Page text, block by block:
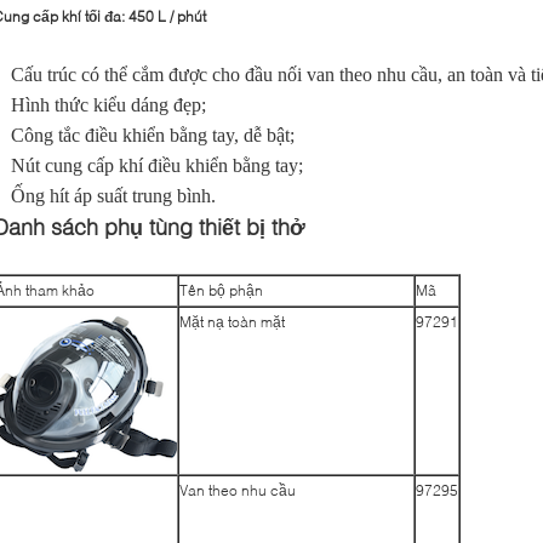
cấp khí tối đa: 450 L / phút
Cấu trúc có thể cắm được cho đầu nối van theo nhu cầu, an toàn và
Hình thức kiểu dáng đẹp;
Công tắc điều khiển bằng tay, dễ bật;
Nút cung cấp khí điều khiển bằng tay;
Ống hít áp suất trung bình.
sách phụ tùng thiết bị thở
tham khảo Tên bộ phận
Mã
Mặt nạ toàn mặt
97291
Van theo nhu cầu 97295